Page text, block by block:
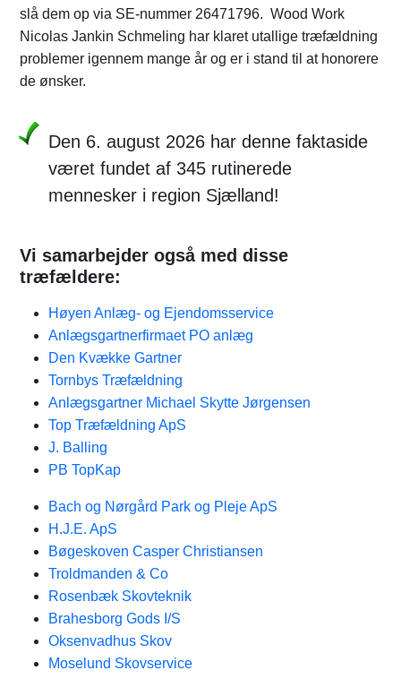
slå dem op via SE-nummer 26471796. Wood Work
Nicolas Jankin Schmeling har klaret utallige træfældning
problemer igennem mange år og er i stand til at honorere
de ønsker.
Den 6. august 2026 har denne faktaside
været fundet af 345 rutinerede
mennesker i region Sjælland!
Vi samarbejder også med disse
træfældere:
Høyen Anlæg- og Ejendomsservice
Anlægsgartnerfirmaet PO anlæg
Den Kvække Gartner
Tornbys Træfældning
Anlægsgartner Michael Skytte Jørgensen
Top Træfældning ApS
J. Balling
PB TopKap
Bach og Nørgård Park og Pleje ApS
H.J.E. ApS
Bøgeskoven Casper Christiansen
Troldmanden & Co
Rosenbæk Skovteknik
Brahesborg Gods I/S
Oksenvadhus Skov
Moselund Skovservice